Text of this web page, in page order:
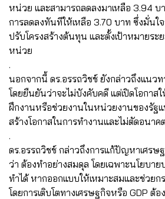
หน่วย และสามารถลดลงมาเหลือ 3.94 บ
การลดลงทันทีให้เหลือ 3.70 บาท ซึ่งมั่นใ
ปรับโครงสร้างต้นทุน และตั้งเป้าหมายระ
หน่วย
.
นอกจากนี้ ดร.อรรถวิชช์ ยังกล่าวถึงแนว
โดยยืนยันว่าจะไม่บังคับคดี แต่เปิดโอกาส
ฝึกงานหรือช่วยงานในหน่วยงานของรัฐ
สร้างโอกาสในการทำงานและไม่ตัดอนาค
.
ดร.อรรถวิชช์ กล่าวถึงการแก้ปัญหาเศรษ
ว่า ต้องทำอย่างสมดุล โดยเฉพาะนโยบา
ทำได้ หากออกแบบให้เหมาะสมและช่วยก
โดยการเติบโตทางเศรษฐกิจหรือ GDP ต้